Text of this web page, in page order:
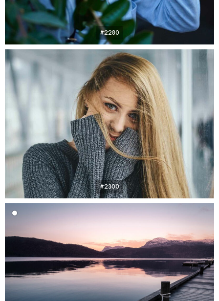
#2280
#2300